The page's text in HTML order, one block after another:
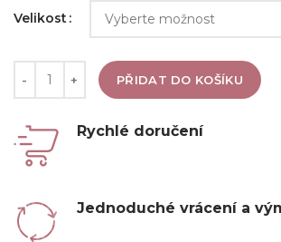
Velikost
PŘIDAT DO KOŠÍKU
Rychlé doručení
Jednoduché vrácení a